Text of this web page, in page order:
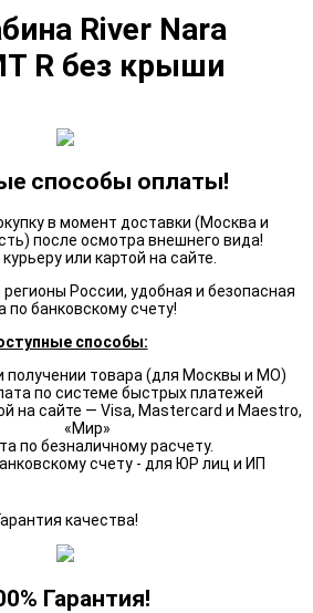
River Nara
R без крыши
способы оплаты!
в момент доставки (Москва и
после осмотра внешнего вида!
или картой на сайте.
регионы России, удобная и безопасная
по банковскому счету!
способы:
получении товара (для Москвы и МО)
по системе быстрых платежей
на сайте — Visa, Mastercard и Maestro,
«Мир»
по безналичному расчету.
счету - для ЮР лиц и ИП
качества!
Гарантия!